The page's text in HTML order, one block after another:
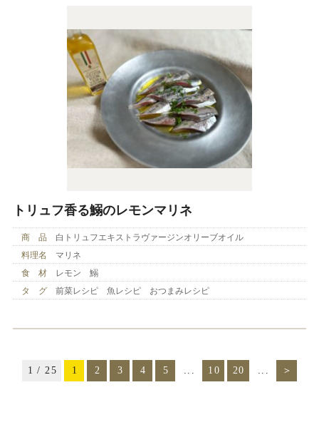
トリュフ香る鰯のレモンマリネ
商 品
白トリュフエキストラヴァージンオリーブオイル
料理名
マリネ
食 材
レモン 鰯
タ グ
前菜レシピ 魚レシピ おつまみレシピ
1 / 25 1 2 3 4 5 ... 10 20 ... ＞